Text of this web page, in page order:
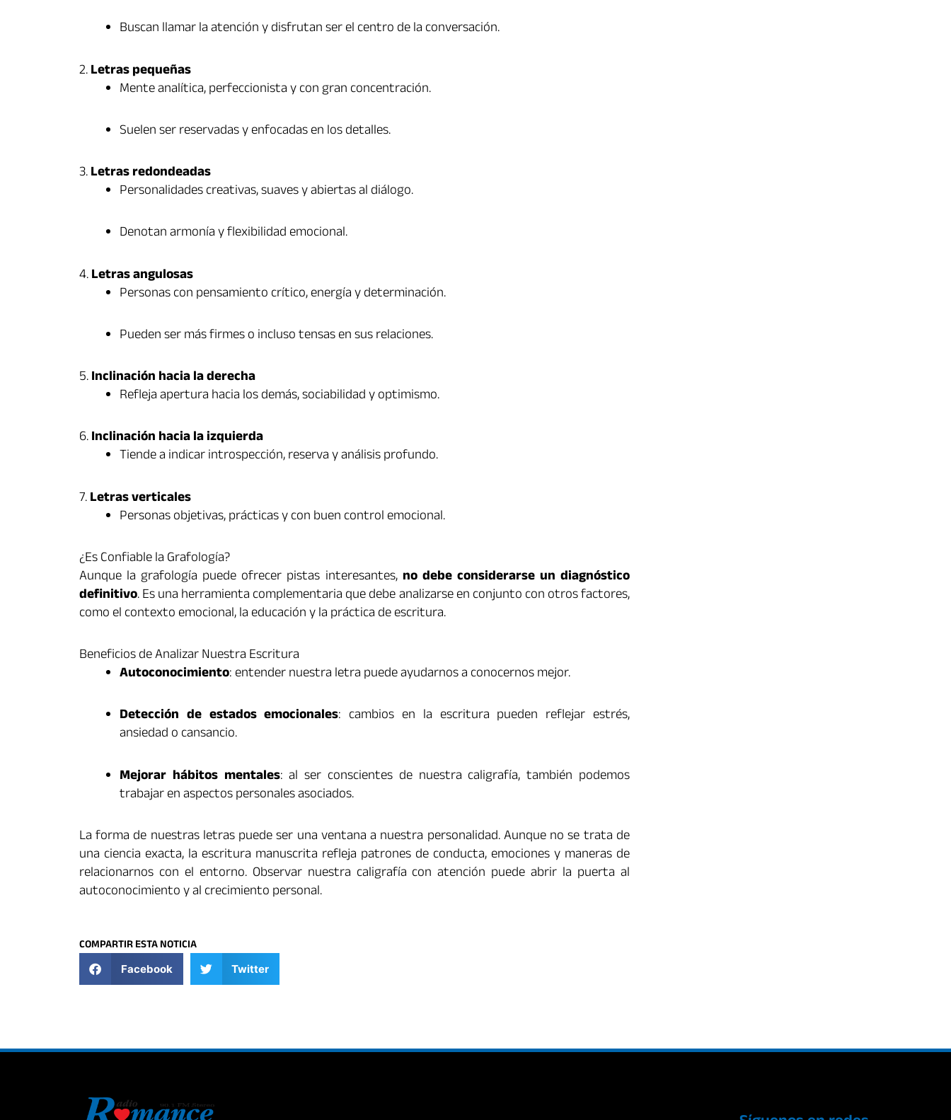
Buscan llamar la atención y disfrutan ser el centro de la conversación.
2.Letras pequeñas
Mente analítica, perfeccionista y con gran concentración.
Suelen ser reservadas y enfocadas en los detalles.
3.Letras redondeadas
Personalidades creativas, suaves y abiertas al diálogo.
Denotan armonía y flexibilidad emocional.
4.Letras angulosas
Personas con pensamiento crítico, energía y determinación.
Pueden ser más firmes o incluso tensas en sus relaciones.
5.Inclinación hacia la derecha
Refleja apertura hacia los demás, sociabilidad y optimismo.
6.Inclinación hacia la izquierda
Tiende a indicar introspección, reserva y análisis profundo.
7.Letras verticales
Personas objetivas, prácticas y con buen control emocional.
¿Es Confiable la Grafología?
Aunque la grafología puede ofrecer pistas interesantes, no debe considerarse un diagnóstico
definitivo. Es una herramienta complementaria que debe analizarse en conjunto con otros factores,
como el contexto emocional, la educación y la práctica de escritura.
Beneficios de Analizar Nuestra Escritura
Autoconocimiento: entender nuestra letra puede ayudarnos a conocernos mejor.
Detección de estados emocionales: cambios en la escritura pueden reflejar estrés,
ansiedad o cansancio.
Mejorar hábitos mentales: al ser conscientes de nuestra caligrafía, también podemos
trabajar en aspectos personales asociados.
La forma de nuestras letras puede ser una ventana a nuestra personalidad. Aunque no se trata de
una ciencia exacta, la escritura manuscrita refleja patrones de conducta, emociones y maneras de
relacionarnos con el entorno. Observar nuestra caligrafía con atención puede abrir la puerta al
autoconocimiento y al crecimiento personal.
COMPARTIR ESTA NOTICIA
Facebook Twitter